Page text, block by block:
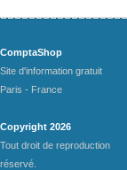
ComptaShop
Site d'information gratuit
Paris - France
Copyright 2026
Tout droit de reproduction
réservé.